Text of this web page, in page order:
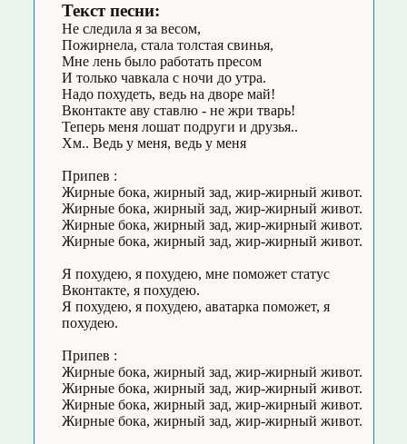
Текст песни:
Не следила я за весом,
Пожирнела, стала толстая свинья,
Мне лень было работать пресом
И только чавкала с ночи до утра.
Надо похудеть, ведь на дворе май!
Вконтакте аву ставлю - не жри тварь!
Теперь меня лошат подруги и друзья..
Хм.. Ведь у меня, ведь у меня
Припев :
Жирные бока, жирный зад, жир-жирный живот.
Жирные бока, жирный зад, жир-жирный живот.
Жирные бока, жирный зад, жир-жирный живот.
Жирные бока, жирный зад, жир-жирный живот.
Я похудею, я похудею, мне поможет статус
Вконтакте, я похудею.
Я похудею, я похудею, аватарка поможет, я
похудею.
Припев :
Жирные бока, жирный зад, жир-жирный живот.
Жирные бока, жирный зад, жир-жирный живот.
Жирные бока, жирный зад, жир-жирный живот.
Жирные бока, жирный зад, жир-жирный живот.